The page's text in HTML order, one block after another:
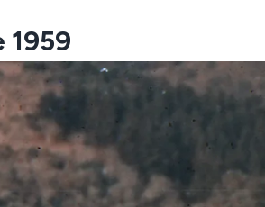
1959